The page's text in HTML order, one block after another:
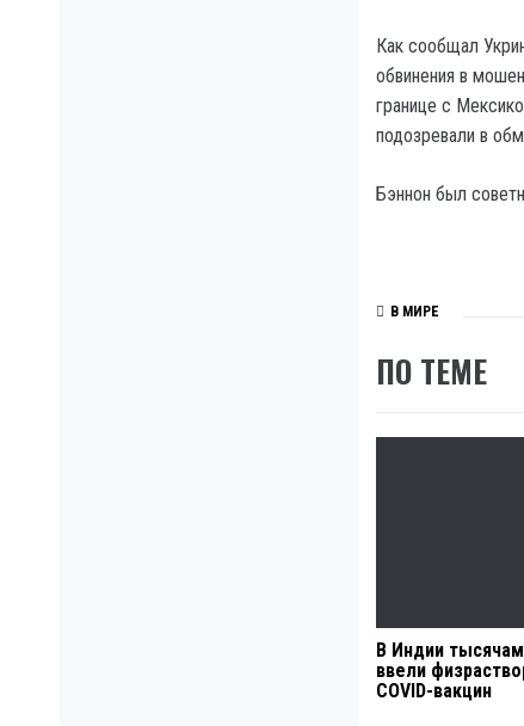
Как сообщал
обвинения в
границе с
подозревали в
Бэннон был
В МИРЕ
ПО ТЕМЕ
В Индии
ввели
COVID-вакцин